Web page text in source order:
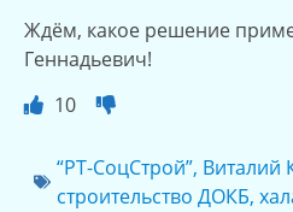
Ждём, какое решение
Геннадьевич!
10
“РТ-СоцСтрой”, Виталий
строительство ДОКБ,